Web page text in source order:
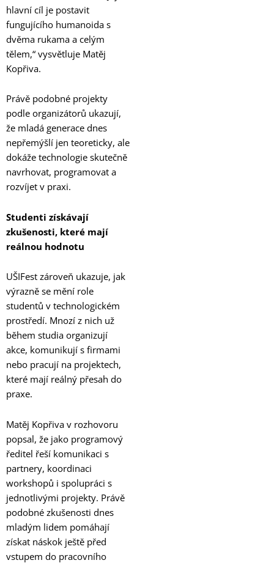
hlavní cíl je postavit
fungujícího humanoida s
dvěma rukama a celým
tělem,“ vysvětluje Matěj
Kopřiva.
Právě podobné projekty
podle organizátorů ukazují,
že mladá generace dnes
nepřemýšlí jen teoreticky, ale
dokáže technologie skutečně
navrhovat, programovat a
rozvíjet v praxi.
Studenti získávají
zkušenosti, které mají
reálnou hodnotu
UŠIFest zároveň ukazuje, jak
výrazně se mění role
studentů v technologickém
prostředí. Mnozí z nich už
během studia organizují
akce, komunikují s firmami
nebo pracují na projektech,
které mají reálný přesah do
praxe.
Matěj Kopřiva v rozhovoru
popsal, že jako programový
ředitel řeší komunikaci s
partnery, koordinaci
workshopů i spolupráci s
jednotlivými projekty. Právě
podobné zkušenosti dnes
mladým lidem pomáhají
získat náskok ještě před
vstupem do pracovního